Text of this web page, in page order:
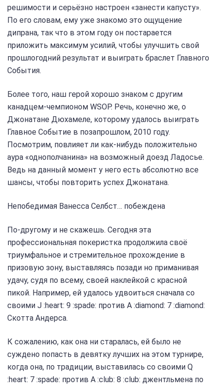
решимости и серьёзно настроен «занести капусту».
По его словам, ему уже знакомо это ощущение
дипрана, так что в этом году он постарается
приложить максимум усилий, чтобы улучшить свой
прошлогодний результат и выиграть браслет Главного
События.
Более того, наш герой хорошо знаком с другим
канадцем-чемпионом WSOP. Речь, конечно же, о
Джонатане Дюхамеле, которому удалось выиграть
Главное Событие в позапрошлом, 2010 году.
Посмотрим, повлияет ли как-нибудь положительно
аура «однополчанина» на возможный доезд Ладосье.
Ведь на данный момент у него есть абсолютно все
шансы, чтобы повторить успех Джонатана.
Непобедимая Ванесса Селбст… побеждена
По-другому и не скажешь. Сегодня эта
профессиональная покеристка продолжила своё
триумфальное и стремительное прохождение в
призовую зону, выставляясь позади но приманивая
удачу, судя по всему, своей наклейкой с красной
пикой. Например, ей удалось удвоиться сначала со
своими J :heart: 9 :spade: против A :diamond: 7 :diamond:
Скотта Андерса.
К сожалению, как она ни старалась, ей было не
суждено попасть в девятку лучших на этом турнире,
когда она, по традиции, выставилась со своими Q
:heart: 7 :spade: против A :club: 8 :club: джентльмена по